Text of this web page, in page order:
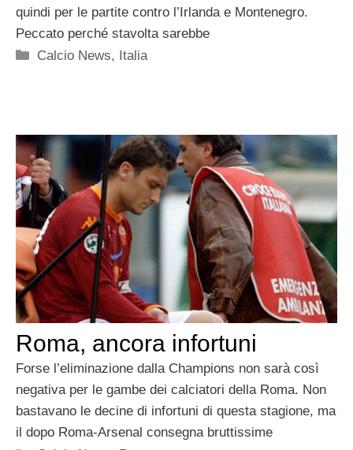
quindi per le partite contro l’Irlanda e Montenegro.
Peccato perché stavolta sarebbe
Categorie
Calcio News, Italia
Roma, ancora infortuni
Forse l’eliminazione dalla Champions non sarà così
negativa per le gambe dei calciatori della Roma. Non
bastavano le decine di infortuni di questa stagione, ma
il dopo Roma-Arsenal consegna bruttissime